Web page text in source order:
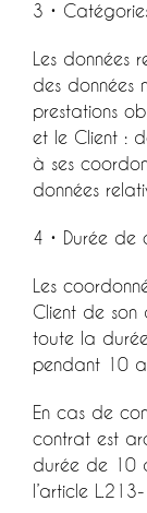
3 •
Les données
des données
prestations
et le Client :
à ses
données
4 • Durée de
Les
Client de son
toute la
pendant 10
En cas de
contrat est
durée de 10
l’article